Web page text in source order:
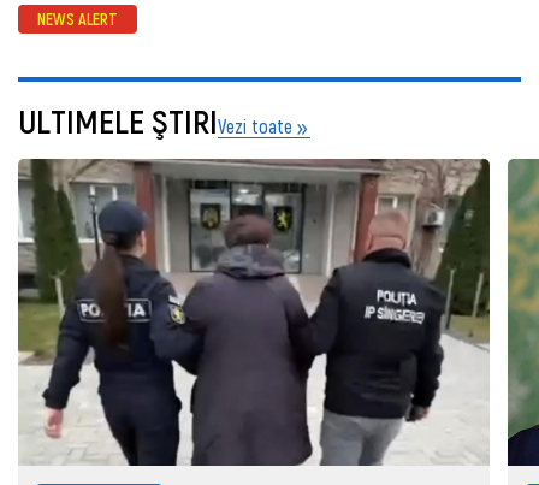
NEWS ALERT
ULTIMELE ŞTIRIVezi toate